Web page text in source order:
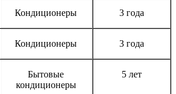
Кондиционеры 3 года
Кондиционеры 3 года
Бытовые
кондиционеры
5 лет